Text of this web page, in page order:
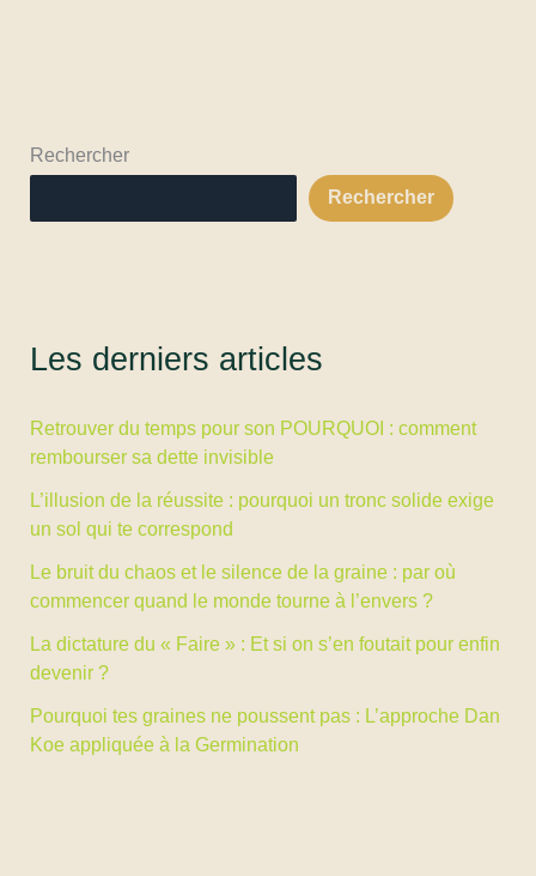
le
maitriser
Rechercher
Rechercher
Les derniers articles
Retrouver du temps pour son POURQUOI : comment
rembourser sa dette invisible
L’illusion de la réussite : pourquoi un tronc solide exige
un sol qui te correspond
Le bruit du chaos et le silence de la graine : par où
commencer quand le monde tourne à l’envers ?
La dictature du « Faire » : Et si on s’en foutait pour enfin
devenir ?
Pourquoi tes graines ne poussent pas : L’approche Dan
Koe appliquée à la Germination